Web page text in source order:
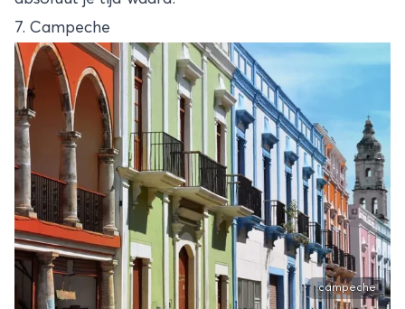
7. Campeche
campeche